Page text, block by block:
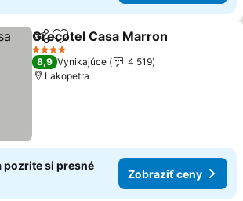
ZdieľaťPridať do obľúbených
Grecotel Casa Marron
4 Počet hviezdičiek
8,9 Vynikajúce
4 519
Lakopetra
pozrite si presné
Zobraziť ceny